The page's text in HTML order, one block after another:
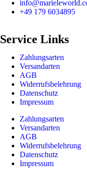
+49 179 6034895
Service Links
Zahlungsarten
Versandarten
AGB
Widerrufsbelehrung
Datenschutz
Impressum
Zahlungsarten
Versandarten
AGB
Widerrufsbelehrung
Datenschutz
Impressum